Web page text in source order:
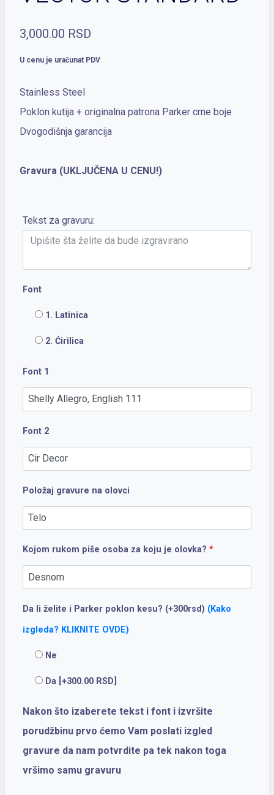
3,000.00 RSD
U cenu je uračunat PDV
Stainless Steel
Poklon kutija + originalna patrona Parker crne boje
Dvogodišnja garancija
Gravura (UKLJUČENA U CENU!)
Tekst za gravuru:
Font
1. Latinica
2. Ćirilica
Font 1
Font 2
Položaj gravure na olovci
Kojom rukom piše osoba za koju je olovka? *
Da li želite i Parker poklon kesu? (+300rsd) (Kako
izgleda? KLIKNITE OVDE)
Ne
Da [+300.00 RSD]
Nakon što izaberete tekst i font i izvršite
porudžbinu prvo ćemo Vam poslati izgled
gravure da nam potvrdite pa tek nakon toga
vršimo samu gravuru